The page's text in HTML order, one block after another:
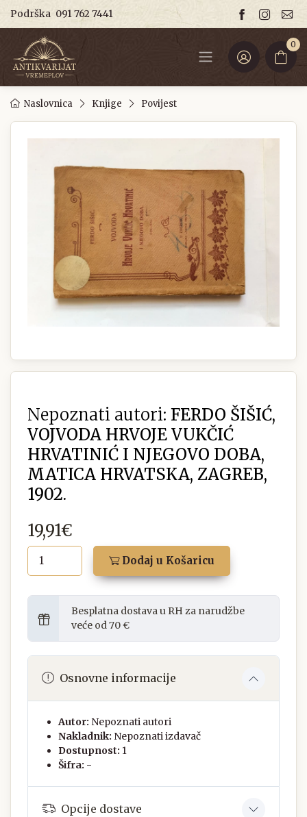
Podrška 091 762 7441
0
Naslovnica Knjige Povijest
Nepoznati autori: FERDO ŠIŠIĆ,
VOJVODA HRVOJE VUKČIĆ
HRVATINIĆ I NJEGOVO DOBA,
MATICA HRVATSKA, ZAGREB,
1902.
19,91€
Dodaj u Košaricu
Besplatna dostava u RH za narudžbe
veće od 70 €
Osnovne informacije
Autor: Nepoznati autori
Nakladnik: Nepoznati izdavač
Dostupnost: 1
Šifra: -
Opcije dostave